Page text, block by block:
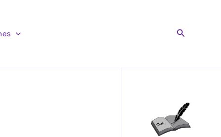
Buscar